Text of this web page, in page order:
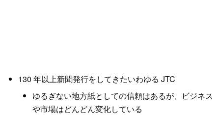
130 年以上新聞発行をしてきたいわゆる JTC
ゆるぎない地方紙としての信頼はあるが、ビジネス
や市場はどんどん変化している